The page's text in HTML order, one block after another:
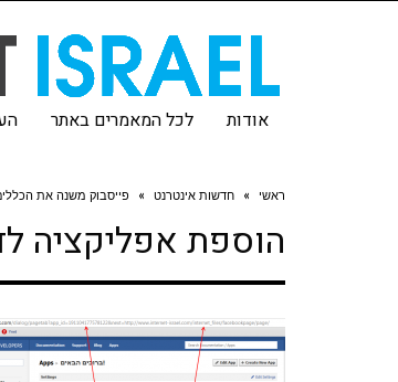
אודות לכל המאמרים באתר
ראשי » חדשות אינטרנט » פייסבוק משנה את
הוספת אפליקציה